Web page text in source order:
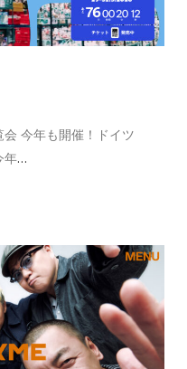
会 今年も開催！ドイツ
年…